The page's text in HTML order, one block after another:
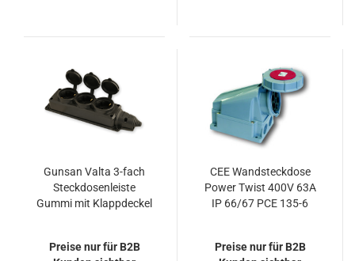
Gunsan Valta 3-fach
Steckdosenleiste
Gummi mit Klappdeckel
Preise nur für B2B
CEE Wandsteckdose
Power Twist 400V 63A
IP 66/67 PCE 135-6
Preise nur für B2B